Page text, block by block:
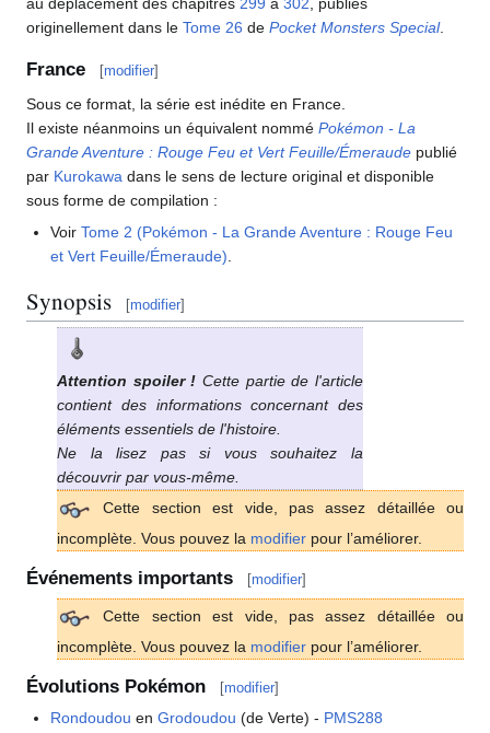
originellement dans le Tome 26 de Pocket Monsters Special.
France [modifier]
Sous ce format, la série est inédite en France.
Il existe néanmoins un équivalent nommé Pokémon - La
Grande Aventure : Rouge Feu et Vert Feuille/Émeraude publié
par Kurokawa dans le sens de lecture original et disponible
sous forme de compilation :
VoirTome 2 (Pokémon - La Grande Aventure : Rouge Feu
et Vert Feuille/Émeraude).
Synopsis [modifier]
Attention spoiler ! Cette partie de l'article
contient des informations concernant des
éléments essentiels de l'histoire.
Ne la lisez pas si vous souhaitez la
découvrir par vous-même.
Cette section est vide, pas assez détaillée ou
incomplète. Vous pouvez la modifier pour l’améliorer.
Événements importants [modifier]
Cette section est vide, pas assez détaillée ou
incomplète. Vous pouvez la modifier pour l’améliorer.
Évolutions Pokémon [modifier]
Rondoudou enGrodoudou (de Verte) - PMS288